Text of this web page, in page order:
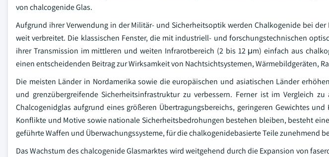
von chalcogenide Glas.
Aufgrund ihrer Verwendung in der Militär- und Sicherheitsoptik werden Chalkogenide bei
weit verbreitet. Die klassischen Fenster, die mit industriell- und forschungstechnischen
ihrer Transmission im mittleren und weiten Infrarotbereich (2 bis 12 μm) einfach aus
einen entscheidenden Beitrag zur Wirksamkeit von Nachtsichtsystemen, Wärmebildgeräten,
Die meisten Länder in Nordamerika sowie die europäischen und asiatischen Länder
und grenzübergreifende Sicherheitsinfrastruktur zu verbessern. Ferner ist im Vergleich
Chalcogenidglas aufgrund eines größeren Übertragungsbereichs, geringeren Gewichtes
Konflikte und Motive sowie nationale Sicherheitsbedrohungen bestehen bleiben, besteht
geführte Waffen und Überwachungssysteme, für die chalkogenidebasierte Teile zunehmend
Das Wachstum des chalcogenide Glasmarktes wird weitgehend durch die Expansion von